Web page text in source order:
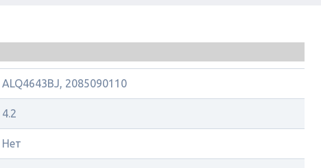
ALQ4643BJ, 2085090110
4.2
Нет